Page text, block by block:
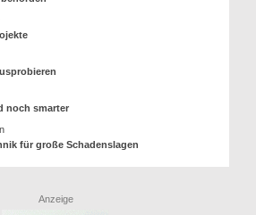
noch smarter
für große Schadenslagen
Anzeige